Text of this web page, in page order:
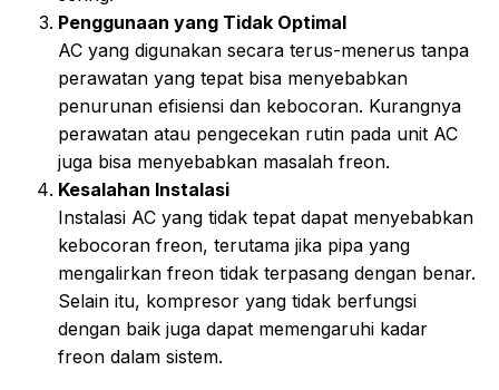
Penggunaan yang Tidak Optimal
AC yang digunakan secara terus-menerus tanpa
perawatan yang tepat bisa menyebabkan
penurunan efisiensi dan kebocoran. Kurangnya
perawatan atau pengecekan rutin pada unit AC
juga bisa menyebabkan masalah freon.
Kesalahan Instalasi
Instalasi AC yang tidak tepat dapat menyebabkan
kebocoran freon, terutama jika pipa yang
mengalirkan freon tidak terpasang dengan benar.
Selain itu, kompresor yang tidak berfungsi
dengan baik juga dapat memengaruhi kadar
freon dalam sistem.